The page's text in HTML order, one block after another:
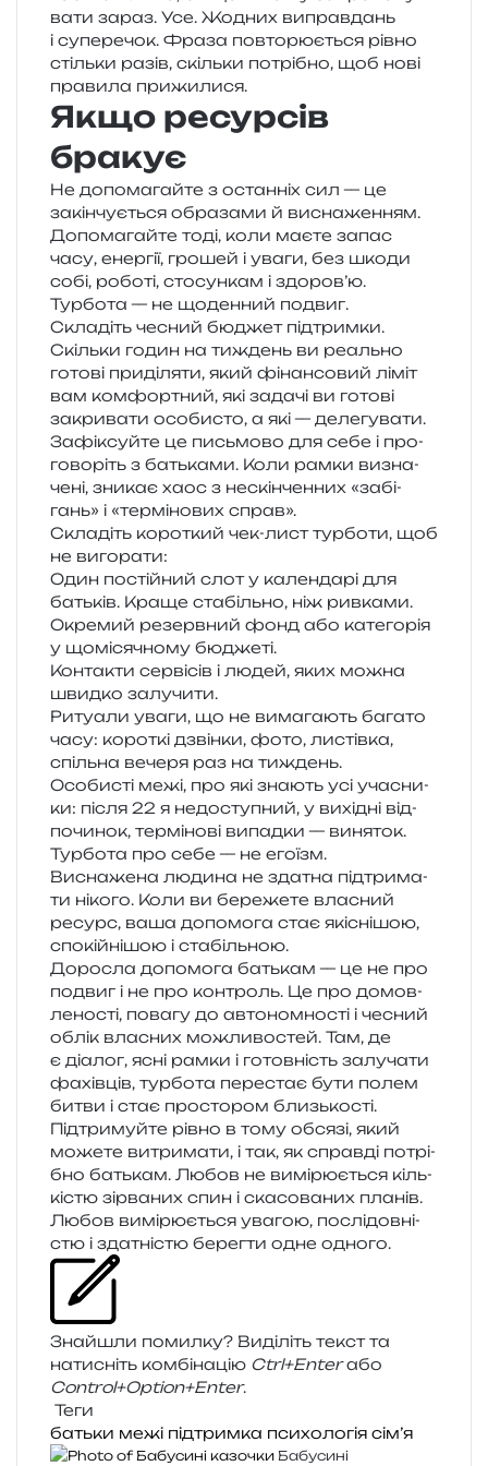
ва­ти зараз. Усе. Жодних виправ­дань
і супе­ре­чок. Фраза повто­рю­є­ться рівно
стіль­ки разів, скіль­ки потрі­бно, щоб нові
пра­ви­ла прижилися.
Якщо ресурсів
бракує
Не допо­ма­гай­те з остан­ніх сил — це
закін­чу­є­ться обра­за­ми й висна­же­н­ням.
Допомагайте тоді, коли маєте запас
часу, енер­гії, гро­шей і уваги, без шкоди
собі, робо­ті, сто­сун­кам і здоров’ю.
Турбота — не щоден­ний подвиг.
Складіть чесний бюджет під­трим­ки.
Скільки годин на тиждень ви реаль­но
гото­ві при­ді­ля­ти, який фінан­со­вий ліміт
вам ком­фор­тний, які зада­чі ви гото­ві
закри­ва­ти осо­би­сто, а які — деле­гу­ва­ти.
Зафіксуйте це письмо­во для себе і про­
го­во­ріть з батька­ми. Коли рамки визна­
че­ні, зни­кає хаос з нескін­чен­них «забі­
гань» і «тер­мі­но­вих справ».
Складіть коро­ткий чек-лист тур­бо­ти, щоб
не вигорати:
Один постій­ний слот у кален­да­рі для
батьків. Краще ста­біль­но, ніж ривками.
Окремий резерв­ний фонд або кате­го­рія
у щомі­ся­чно­му бюджеті.
Контакти сер­ві­сів і людей, яких можна
швид­ко залучити.
Ритуали уваги, що не вима­га­ють бага­то
часу: коро­ткі дзвін­ки, фото, листів­ка,
спіль­на вече­ря раз на тиждень.
Особисті межі, про які зна­ють усі уча­сни­
ки: після 22 я недо­сту­пний, у вихі­дні від­
по­чи­нок, тер­мі­но­ві випад­ки — виняток.
Турбота про себе — не его­їзм.
Виснажена люди­на не зда­тна під­три­ма­
ти ніко­го. Коли ви бере­же­те вла­сний
ресурс, ваша допо­мо­га стає які­сні­шою,
спо­кій­ні­шою і стабільною.
Доросла допо­мо­га батькам — це не про
подвиг і не про кон­троль. Це про домов­
ле­но­сті, пова­гу до авто­ном­но­сті і чесний
облік вла­сних можли­во­стей. Там, де
є діа­лог, ясні рамки і готов­ність залу­ча­ти
фахів­ців, тур­бо­та пере­стає бути полем
битви і стає про­сто­ром близь­ко­сті.
Підтримуйте рівно в тому обся­зі, який
може­те витри­ма­ти, і так, як справ­ді потрі­
бно батькам. Любов не вимі­рю­є­ться кіль­
кі­стю зір­ва­них спин і ска­со­ва­них пла­нів.
Любов вимі­рю­є­ться ува­гою, послі­дов­ні­
стю і зда­тні­стю берег­ти одне одного.
Знайшли помил­ку? Виділіть текст та
нати­сніть ком­бі­на­цію Ctrl+Enterабо
Control+Option+Enter.
Теги
батьки межі підтримка психологія сім’я
Бабусині